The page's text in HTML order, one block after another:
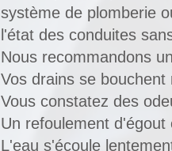
système de plomberie
l'état des conduites
Nous recommandons
Vos drains se bouchent
Vous constatez des
Un refoulement
L'eau s'écoule